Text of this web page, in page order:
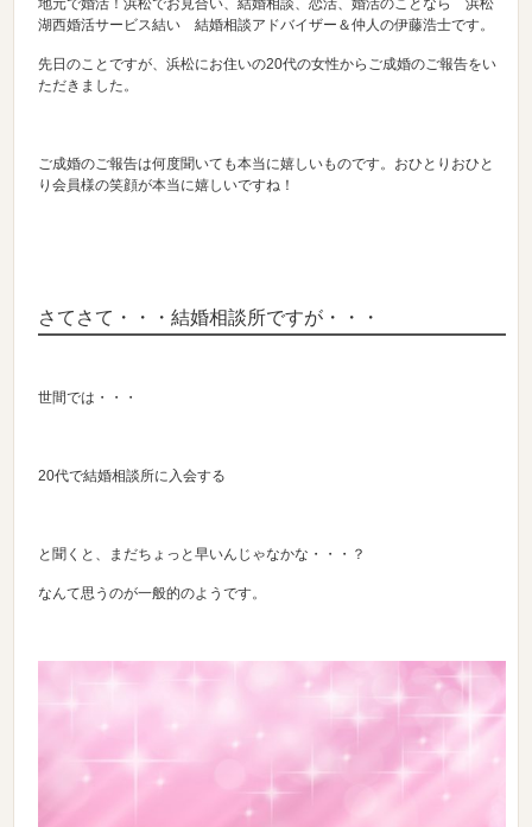
地元で婚活！浜松でお見合い、結婚相談、恋活、婚活のことなら 浜松
湖西婚活サービス結い 結婚相談アドバイザー＆仲人の伊藤浩士です。
先日のことですが、浜松にお住いの20代の女性からご成婚のご報告をい
ただきました。
ご成婚のご報告は何度聞いても本当に嬉しいものです。おひとりおひと
り会員様の笑顔が本当に嬉しいですね！
さてさて・・・結婚相談所ですが・・・
世間では・・・
20代で結婚相談所に入会する
と聞くと、まだちょっと早いんじゃなかな・・・？
なんて思うのが一般的のようです。